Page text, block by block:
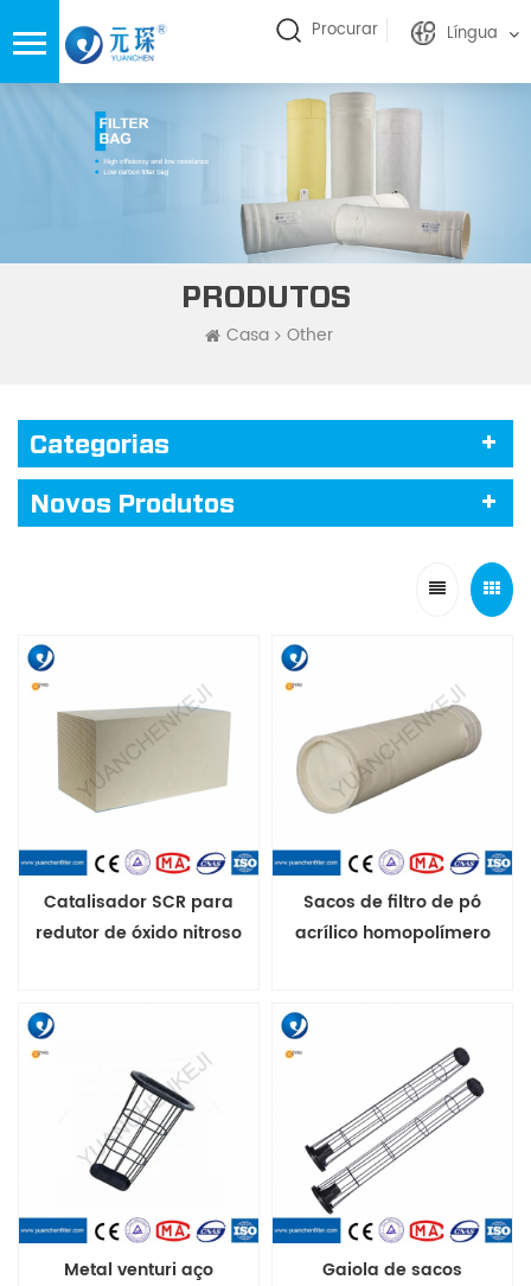
Procurar Língua
PRODUTOS
Casa Other
Categorias
Novos Produtos
Catalisador SCR para
redutor de óxido nitroso
Catalisador SCR para uso
em indústrias
Sacos de filtro de pó
acrílico homopolímero
Metal venturi aço
Gaiola de sacos